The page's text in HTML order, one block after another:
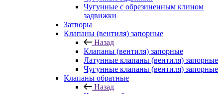
Чугунные с обрезиненным клином
задвижки
Затворы
Клапаны (вентиля) запорные
Назад
Клапаны (вентиля) запорные
Латунные клапаны (вентиля) запорные
Чугунные клапаны (вентиля) запорные
Клапаны обратные
Назад